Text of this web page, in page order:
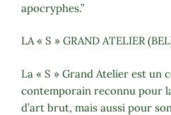
apocryphes.”
LA « S » GRAND ATELIER
La « S » Grand Atelier est un
contemporain reconnu pour
d’art brut, mais aussi pour